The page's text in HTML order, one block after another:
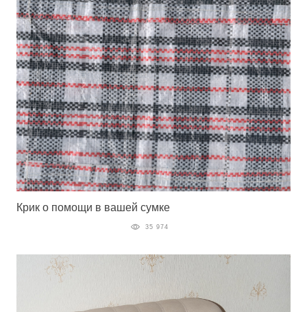
Крик о помощи в вашей сумке
35 974